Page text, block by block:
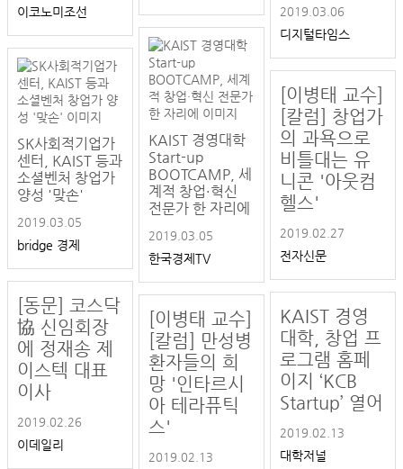
이코노미조선
SK사회적기업가
센터, KAIST 등과
소셜벤처 창업가
양성 '맞손'
2019.03.05
bridge 경제
[동문] 코스닥
協 신임회장
에 정재송 제
이스텍 대표
이사
2019.02.26
이데일리
KAIST 경영대학
Start-up
BOOTCAMP, 세
계적 창업·혁신
전문가 한 자리에
2019.03.05
한국경제TV
[이병태 교수]
[칼럼] 만성병
환자들의 희
망 '인타르시
아 테라퓨틱
스'
2019.02.13
2019.03.06
디지털타임스
[이병태 교수]
[칼럼] 창업가
의 과욕으로
비틀대는 유
니콘 '아웃컴
헬스'
2019.02.27
전자신문
KAIST 경영
대학, 창업 프
로그램 홈페
이지 ‘KCB
Startup’ 열어
2019.02.13
대학저널